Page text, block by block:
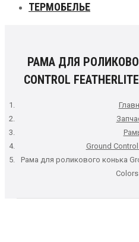
ТЕРМОБЕЛЬЕ
РАМА ДЛЯ
CONTROL
Ground
Рама для роликового конька
Colors